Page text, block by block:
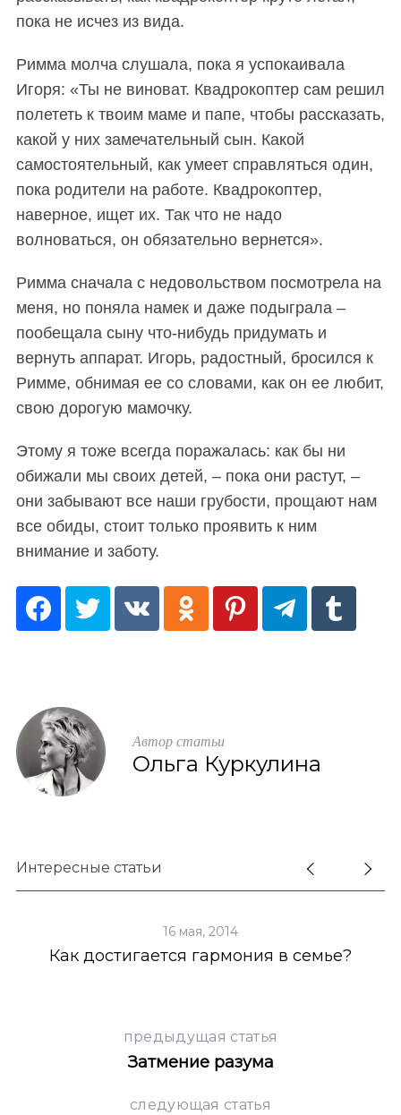
пока не исчез из вида.
Римма молча слушала, пока я успокаивала
Игоря: «Ты не виноват. Квадрокоптер сам решил
полететь к твоим маме и папе, чтобы рассказать,
какой у них замечательный сын. Какой
самостоятельный, как умеет справляться один,
пока родители на работе. Квадрокоптер,
наверное, ищет их. Так что не надо
волноваться, он обязательно вернется».
Римма сначала с недовольством посмотрела на
меня, но поняла намек и даже подыграла –
пообещала сыну что-нибудь придумать и
вернуть аппарат. Игорь, радостный, бросился к
Римме, обнимая ее со словами, как он ее любит,
свою дорогую мамочку.
Этому я тоже всегда поражалась: как бы ни
обижали мы своих детей, – пока они растут, –
они забывают все наши грубости, прощают нам
все обиды, стоит только проявить к ним
внимание и заботу.
Автор статьи
Ольга Куркулина
Интересные статьи
16 мая, 2014
Как достигается гармония в семье?
предыдущая статья
Затмение разума
следующая статья